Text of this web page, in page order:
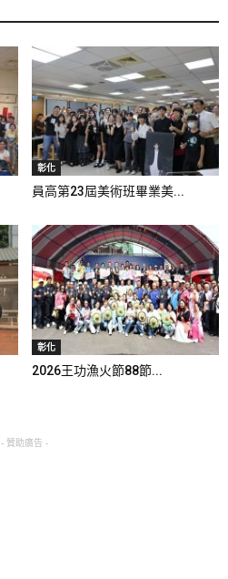
彰化
員高第23屆美術班畢業美...
彰化
2026王功漁火節88節...
- 贊助廣告 -